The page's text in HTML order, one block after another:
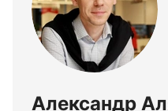
Александр